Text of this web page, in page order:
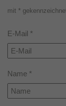
mit *
E-Mail *
Name *